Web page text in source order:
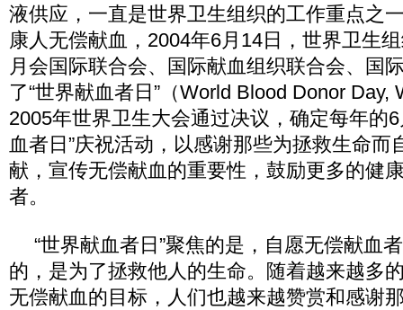
液供应，一直是世界卫生组织的工作重点之
康人无偿献血，2004年6月14日，世界卫生
月会国际联合会、国际献血组织联合会、国
了“世界献血者日”（World Blood Donor Day,
2005年世界卫生大会通过决议，确定每年的
血者日”庆祝活动，以感谢那些为拯救生命而
献，宣传无偿献血的重要性，鼓励更多的健
者。
“世界献血者日”聚焦的是，自愿无偿献血
的，是为了拯救他人的生命。随着越来越多
无偿献血的目标，人们也越来越赞赏和感谢